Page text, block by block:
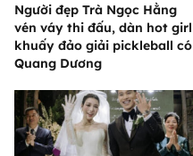
Người đẹp Trà Ngọc Hằng
vén váy thi đấu, dàn hot girl
khuấy đảo giải pickleball có
Quang Dương